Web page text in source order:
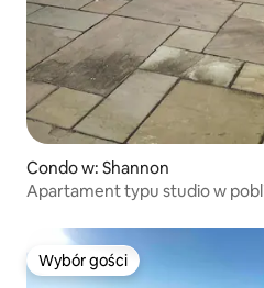
Condo w: Shannon
Wybór gości
Wybór gości